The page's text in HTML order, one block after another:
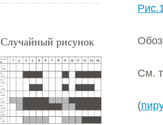
См.
(
Случайный рисунок